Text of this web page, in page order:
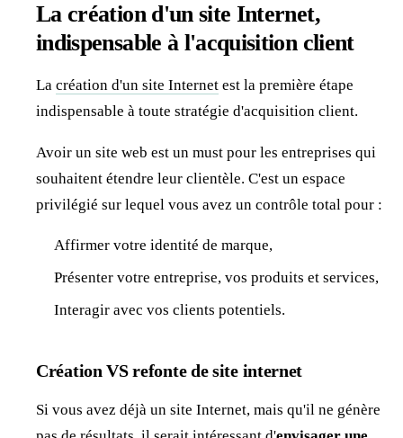
La création d'un site Internet,
indispensable à l'acquisition client
La création d'un site Internet est la première étape
indispensable à toute stratégie d'acquisition client.
Avoir un site web est un must pour les entreprises qui
souhaitent étendre leur clientèle. C'est un espace
privilégié sur lequel vous avez un contrôle total pour :
Affirmer votre identité de marque,
Présenter votre entreprise, vos produits et services,
Interagir avec vos clients potentiels.
Création VS refonte de site internet
Si vous avez déjà un site Internet, mais qu'il ne génère